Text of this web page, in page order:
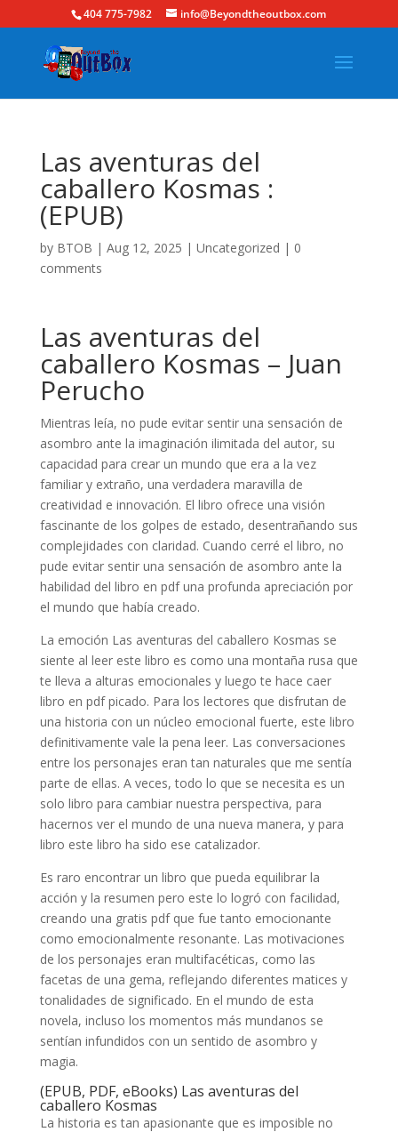
404 775-7982 info@Beyondtheoutbox.com
Las aventuras del
caballero Kosmas :
(EPUB)
by BTOB | Aug 12, 2025 | Uncategorized | 0
comments
Las aventuras del
caballero Kosmas – Juan
Perucho
Mientras leía, no pude evitar sentir una sensación de
asombro ante la imaginación ilimitada del autor, su
capacidad para crear un mundo que era a la vez
familiar y extraño, una verdadera maravilla de
creatividad e innovación. El libro ofrece una visión
fascinante de los golpes de estado, desentrañando sus
complejidades con claridad. Cuando cerré el libro, no
pude evitar sentir una sensación de asombro ante la
habilidad del libro en pdf una profunda apreciación por
el mundo que había creado.
La emoción Las aventuras del caballero Kosmas se
siente al leer este libro es como una montaña rusa que
te lleva a alturas emocionales y luego te hace caer
libro en pdf picado. Para los lectores que disfrutan de
una historia con un núcleo emocional fuerte, este libro
definitivamente vale la pena leer. Las conversaciones
entre los personajes eran tan naturales que me sentía
parte de ellas. A veces, todo lo que se necesita es un
solo libro para cambiar nuestra perspectiva, para
hacernos ver el mundo de una nueva manera, y para
libro este libro ha sido ese catalizador.
Es raro encontrar un libro que pueda equilibrar la
acción y la resumen pero este lo logró con facilidad,
creando una gratis pdf que fue tanto emocionante
como emocionalmente resonante. Las motivaciones
de los personajes eran multifacéticas, como las
facetas de una gema, reflejando diferentes matices y
tonalidades de significado. En el mundo de esta
novela, incluso los momentos más mundanos se
sentían infundidos con un sentido de asombro y
magia.
(EPUB, PDF, eBooks) Las aventuras del
caballero Kosmas
La historia es tan apasionante que es imposible no